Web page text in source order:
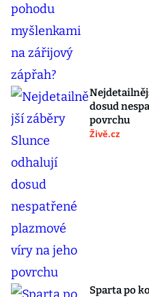
dosud
povrchu
Živě.cz
Sparta po